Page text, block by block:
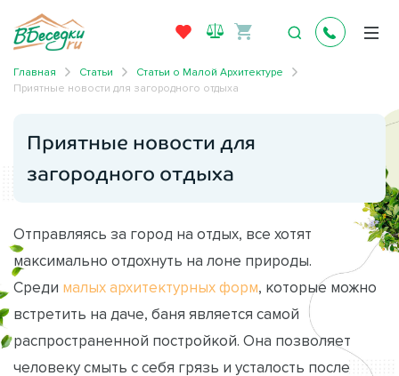
Главная Статьи
Статьи о Малой Архитектуре
Приятные новости для загородного отдыха
Приятные новости для
загородного отдыха
Отправляясь за город на отдых, все хотят
максимально отдохнуть на лоне природы.
Среди малых архитектурных форм , которые можно
встретить на даче, баня является самой
распространенной постройкой. Она позволяет
человеку смыть с себя грязь и усталость после